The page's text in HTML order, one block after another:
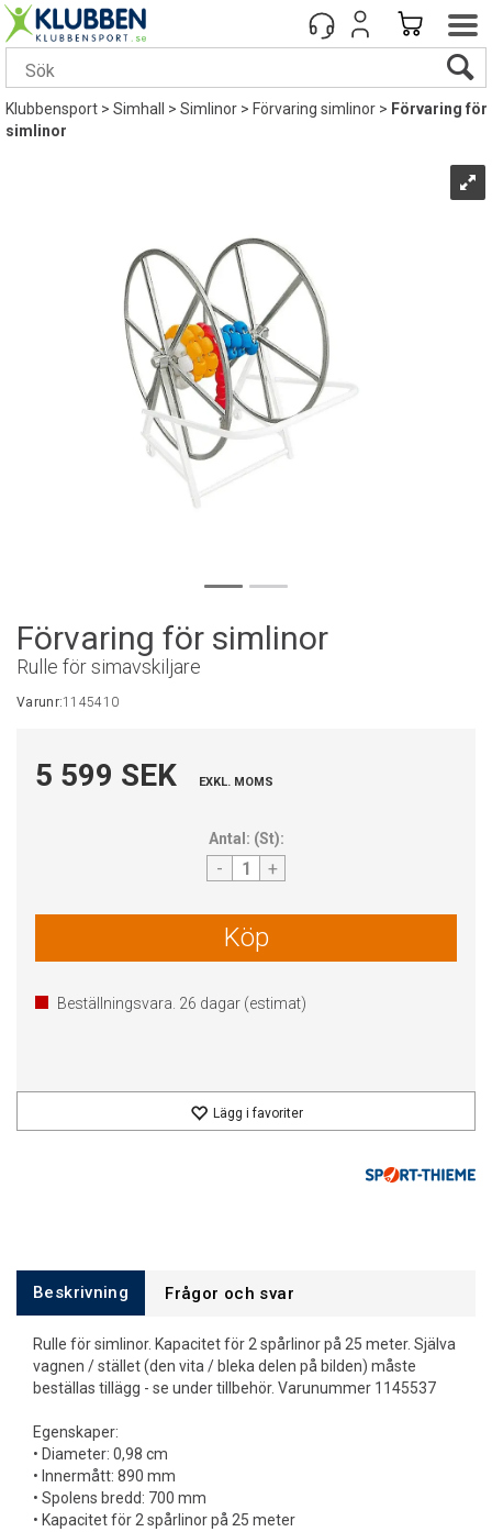
Klubbensport>Simhall >Simlinor>Förvaring simlinor> Förvaring för
simlinor
Förvaring för simlinor
Rulle för simavskiljare
Varunr:1145410
5 599 SEK EXKL. MOMS
Antal: (St):
- +
Köp
Beställningsvara. 26 dagar (estimat)
Lägg i favoriter
Beskrivning Frågor och svar
Rulle för simlinor. Kapacitet för 2 spårlinor på 25 meter. Själva
vagnen / stället (den vita / bleka delen på bilden) måste
beställas tillägg - se under tillbehör. Varunummer 1145537
Egenskaper:
• Diameter: 0,98 cm
• Innermått: 890 mm
• Spolens bredd: 700 mm
• Kapacitet för 2 spårlinor på 25 meter